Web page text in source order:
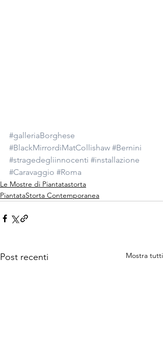
#galleriaBorghese
#BlackMirrordiMatCollishaw #Bernini
#stragedegliinnocenti #installazione
#Caravaggio #Roma
Le Mostre di Piantatastorta
PiantataStorta Contemporanea
Post recenti Mostra tutti